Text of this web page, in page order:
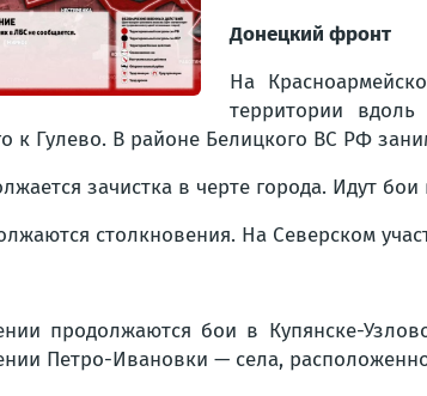
Донецкий фронт
На
территории
к Гулево. В районе Белицкого ВС РФ
зачистка в черте города. Идут
столкновения. На Северском
продолжаются бои в Купянске-
Петро-Ивановки — села,